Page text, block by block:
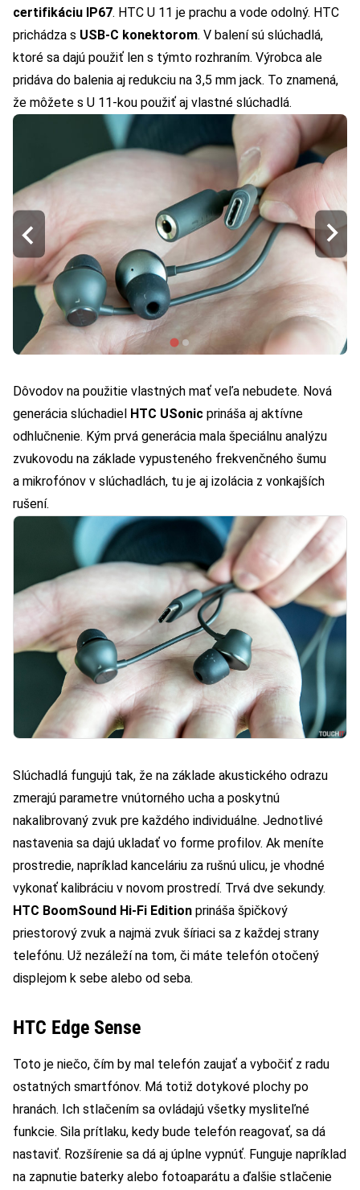
certifikáciu IP67. HTC U 11 je prachu a vode odolný. HTC
prichádza s USB-C konektorom. V balení sú slúchadlá,
ktoré sa dajú použiť len s týmto rozhraním. Výrobca ale
pridáva do balenia aj redukciu na 3,5 mm jack. To znamená,
že môžete s U 11-kou použiť aj vlastné slúchadlá.
Dôvodov na použitie vlastných mať veľa nebudete. Nová
generácia slúchadiel HTC USonic prináša aj aktívne
odhlučnenie. Kým prvá generácia mala špeciálnu analýzu
zvukovodu na základe vypusteného frekvenčného šumu
a mikrofónov v slúchadlách, tu je aj izolácia z vonkajších
rušení.
Slúchadlá fungujú tak, že na základe akustického odrazu
zmerajú parametre vnútorného ucha a poskytnú
nakalibrovaný zvuk pre každého individuálne. Jednotlivé
nastavenia sa dajú ukladať vo forme profilov. Ak meníte
prostredie, napríklad kanceláriu za rušnú ulicu, je vhodné
vykonať kalibráciu v novom prostredí. Trvá dve sekundy.
HTC BoomSound Hi-Fi Edition prináša špičkový
priestorový zvuk a najmä zvuk šíriaci sa z každej strany
telefónu. Už nezáleží na tom, či máte telefón otočený
displejom k sebe alebo od seba.
HTC Edge Sense
Toto je niečo, čím by mal telefón zaujať a vybočiť z radu
ostatných smartfónov. Má totiž dotykové plochy po
hranách. Ich stlačením sa ovládajú všetky mysliteľné
funkcie. Sila prítlaku, kedy bude telefón reagovať, sa dá
nastaviť. Rozšírenie sa dá aj úplne vypnúť. Funguje napríklad
na zapnutie baterky alebo fotoaparátu a ďalšie stlačenie